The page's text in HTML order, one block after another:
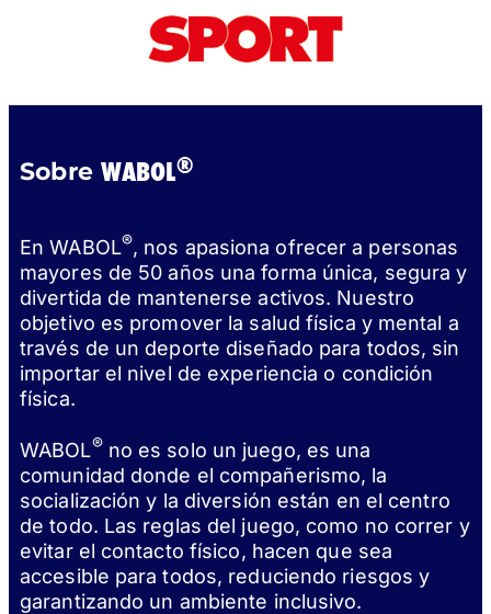
Sobre WABOL®
En WABOL®, nos apasiona ofrecer a personas
mayores de 50 años una forma única, segura y
divertida de mantenerse activos. Nuestro
objetivo es promover la salud física y mental a
través de un deporte diseñado para todos, sin
importar el nivel de experiencia o condición
física.
WABOL®no es solo un juego, es una
comunidad donde el compañerismo, la
socialización y la diversión están en el centro
de todo. Las reglas del juego, como no correr y
evitar el contacto físico, hacen que sea
accesible para todos, reduciendo riesgos y
garantizando un ambiente inclusivo.